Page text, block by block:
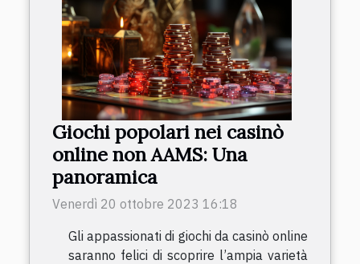
Giochi popolari nei casinò
online non AAMS: Una
panoramica
Venerdì 20 ottobre 2023 16:18
Gli appassionati di giochi da casinò online
saranno felici di scoprire l’ampia varietà